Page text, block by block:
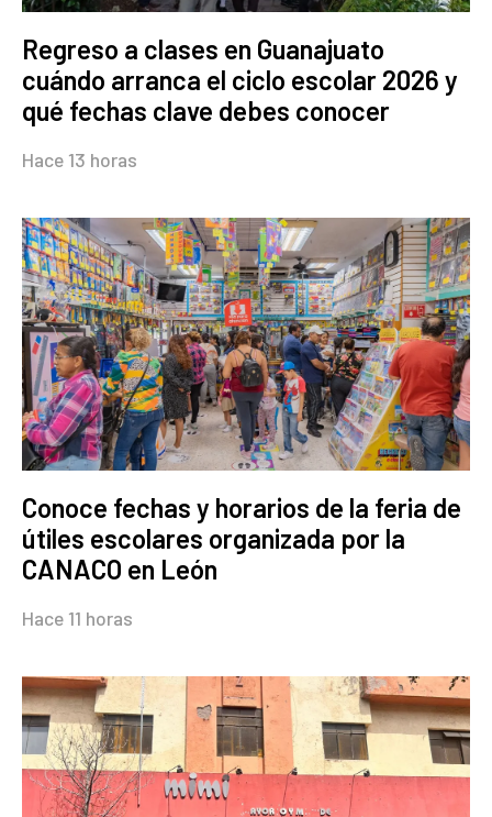
Regreso a clases en Guanajuato
cuándo arranca el ciclo escolar 2026 y
qué fechas clave debes conocer
Hace 13 horas
Conoce fechas y horarios de la feria de
útiles escolares organizada por la
CANACO en León
Hace 11 horas